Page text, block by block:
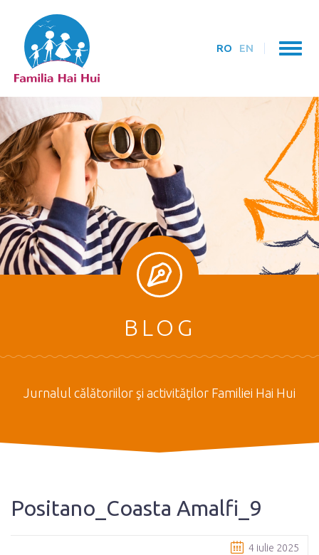
RO EN
BLOG
Jurnalul călătoriilor şi activităţilor Familiei Hai Hui
Positano_Coasta Amalfi_9
4 iulie 2025